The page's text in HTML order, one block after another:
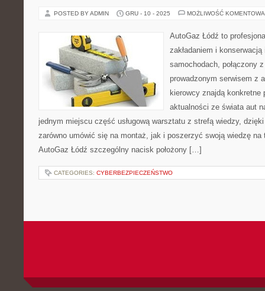
POSTED BY ADMIN GRU - 10 - 2025 MOŻLIWOŚĆ
AutoGaz Łódź to
zakładaniem i
samochodach, połączony
prowadzonym serwisem z
kierowcy znajdą konkretne
aktualności ze świata aut
jednym miejscu część usługową warsztatu z strefą wiedzy,
zarówno umówić się na montaż, jak i poszerzyć swoją wiedzę na
AutoGaz Łódź szczególny nacisk położony […]
CATEGORIES: CYBERBEZPIECZEŃSTWO